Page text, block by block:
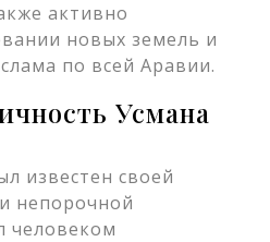
активно
новых земель и
по всей Аравии.
Усмана
известен своей
непорочной
человеком